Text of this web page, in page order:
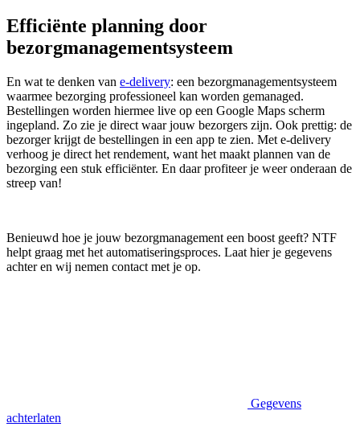
Efficiënte planning door
bezorgmanagementsysteem
En wat te denken van e-delivery: een bezorgmanagementsysteem
waarmee bezorging professioneel kan worden gemanaged.
Bestellingen worden hiermee live op een Google Maps scherm
ingepland. Zo zie je direct waar jouw bezorgers zijn. Ook prettig: de
bezorger krijgt de bestellingen in een app te zien. Met e-delivery
verhoog je direct het rendement, want het maakt plannen van de
bezorging een stuk efficiënter. En daar profiteer je weer onderaan de
streep van!
Benieuwd hoe je jouw bezorgmanagement een boost geeft? NTF
helpt graag met het automatiseringsproces. Laat hier je gegevens
achter en wij nemen contact met je op.
Gegevens
achterlaten